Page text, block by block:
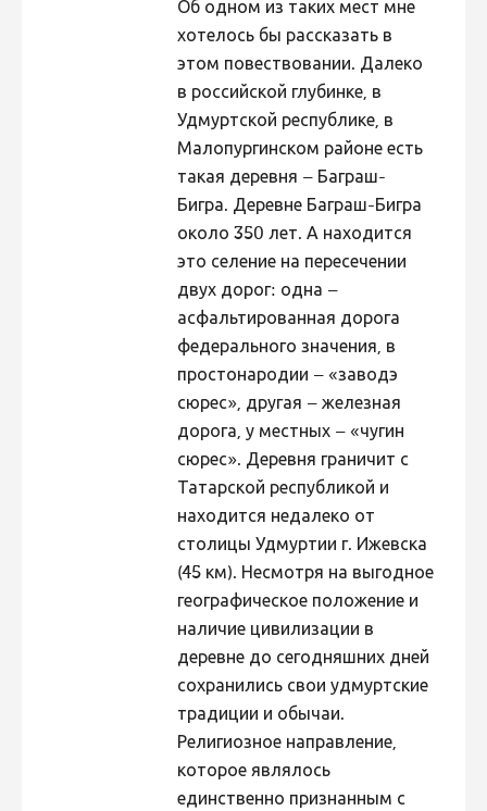
Об одном из таких мест мне
хотелось бы рассказать в
этом повествовании. Далеко
в российской глубинке, в
Удмуртской республике, в
Малопургинском районе есть
такая деревня – Баграш-
Бигра. Деревне Баграш-Бигра
около 350 лет. А находится
это селение на пересечении
двух дорог: одна –
асфальтированная дорога
федерального значения, в
простонародии – «заводэ
сюрес», другая – железная
дорога, у местных – «чугин
сюрес». Деревня граничит с
Татарской республикой и
находится недалеко от
столицы Удмуртии г. Ижевска
(45 км). Несмотря на выгодное
географическое положение и
наличие цивилизации в
деревне до сегодняшних дней
сохранились свои удмуртские
традиции и обычаи.
Религиозное направление,
которое являлось
единственно признанным с